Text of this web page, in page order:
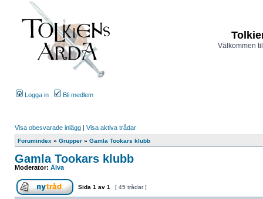
Välkommen
Logga in Bli medlem
Visa obesvarade inlägg | Visa aktiva trådar
Forumindex » Grupper » Gamla Tookars klubb
Gamla Tookars klubb
Moderator: Älva
Sida 1 av 1 [ 45 trådar ]